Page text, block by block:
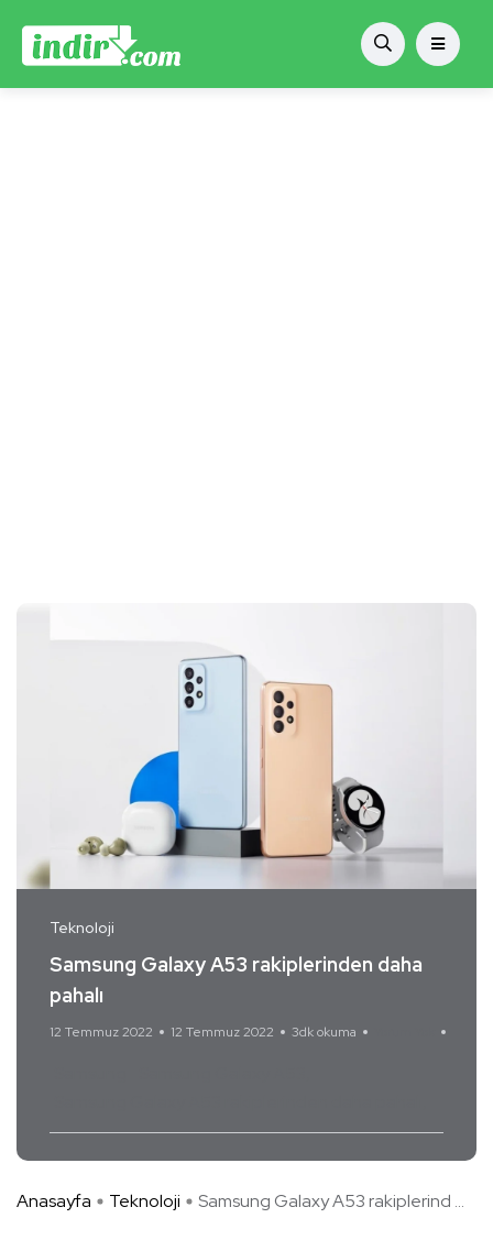
Teknoloji
Samsung Galaxy A53 rakiplerinden daha
pahalı
12 Temmuz 2022 12 Temmuz 2022 3dk okuma
Anasayfa Teknoloji Samsung Galaxy A53 rakiplerind ...